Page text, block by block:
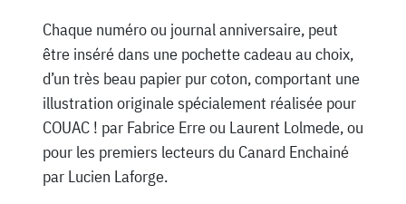
Chaque numéro ou journal anniversaire, peut
être inséré dans une pochette cadeau au choix,
d’un très beau papier pur coton, comportant une
illustration originale spécialement réalisée pour
COUAC ! par Fabrice Erre ou Laurent Lolmede, ou
pour les premiers lecteurs du Canard Enchainé
par Lucien Laforge.